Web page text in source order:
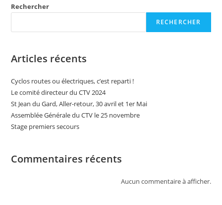
Rechercher
RECHERCHER
Articles récents
Cyclos routes ou électriques, c’est reparti !
Le comité directeur du CTV 2024
St Jean du Gard, Aller-retour, 30 avril et 1er Mai
Assemblée Générale du CTV le 25 novembre
Stage premiers secours
Commentaires récents
Aucun commentaire à afficher.